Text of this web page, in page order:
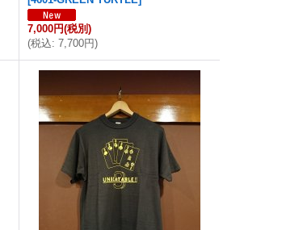
7,000円(税別)
(税込: 7,700円)